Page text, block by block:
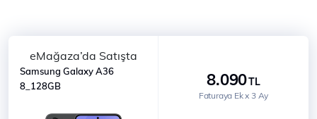
eMağaza’da Satışta
Samsung Galaxy A36
8_128GB
8.090TL
Faturaya Ek x 3 Ay